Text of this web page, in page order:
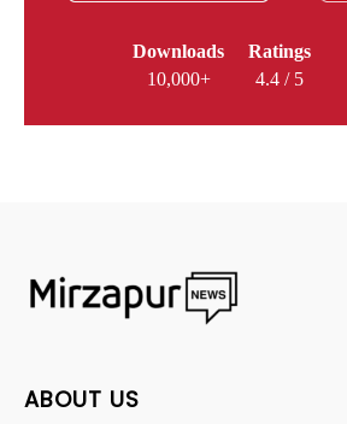
Downloads
10,000+
Ratings
4.4 / 5
ABOUT US